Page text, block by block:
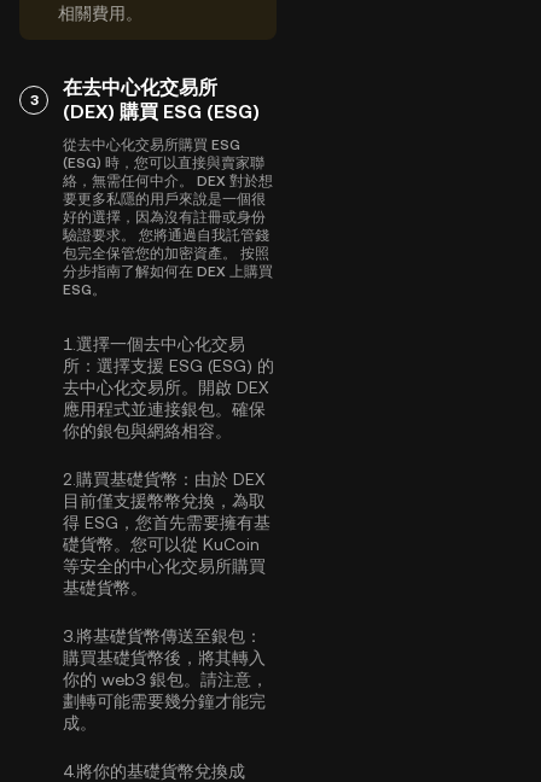
相關費用。
3
在去中心化交易所
(DEX) 購買 ESG (ESG)
從去中心化交易所購買 ESG
(ESG) 時，您可以直接與賣家聯
絡，無需任何中介。 DEX 對於想
要更多私隱的用戶來說是一個很
好的選擇，因為沒有註冊或身份
驗證要求。 您將通過自我託管錢
包完全保管您的加密資產。 按照
分步指南了解如何在 DEX 上購買
ESG。
1. 選擇一個去中心化交易
所： 選擇支援 ESG (ESG) 的
去中心化交易所。開啟 DEX
應用程式並連接銀包。確保
你的銀包與網絡相容。
2. 購買基礎貨幣： 由於 DEX
目前僅支援幣幣兌換，為取
得 ESG，您首先需要擁有基
礎貨幣。您可以從 KuCoin
等安全的中心化交易所購買
基礎貨幣。
3. 將基礎貨幣傳送至銀包：
購買基礎貨幣後，將其轉入
你的 web3 銀包。請注意，
劃轉可能需要幾分鐘才能完
成。
4.將你的基礎貨幣兌換成